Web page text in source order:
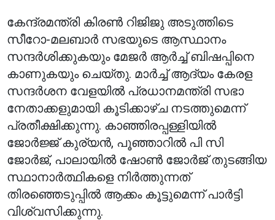
കേന്ദ്രമന്ത്രി കിരൺ റിജിജു അടുത്തിടെ
സീറോ-മലബാർ സഭയുടെ ആസ്ഥാനം
സന്ദർശിക്കുകയും മേജർ ആർച്ച് ബിഷപ്പിനെ
കാണുകയും ചെയ്തു. മാർച്ച് ആദ്യം കേരള
സന്ദർശന വേളയിൽ പ്രധാനമന്ത്രി സഭാ
നേതാക്കളുമായി കൂടിക്കാഴ്ച നടത്തുമെന്ന്
പ്രതീക്ഷിക്കുന്നു. കാഞ്ഞിരപ്പള്ളിയിൽ
ജോർജ്ജ് കുര്യൻ, പൂഞ്ഞാറിൽ പി സി
ജോർജ്, പാലായിൽ ഷോൺ ജോർജ് തുടങ്ങിയ
സ്ഥാനാർത്ഥികളെ നിർത്തുന്നത്
തിരഞ്ഞെടുപ്പിൽ ആക്കം കൂട്ടുമെന്ന് പാർട്ടി
വിശ്വസിക്കുന്നു.